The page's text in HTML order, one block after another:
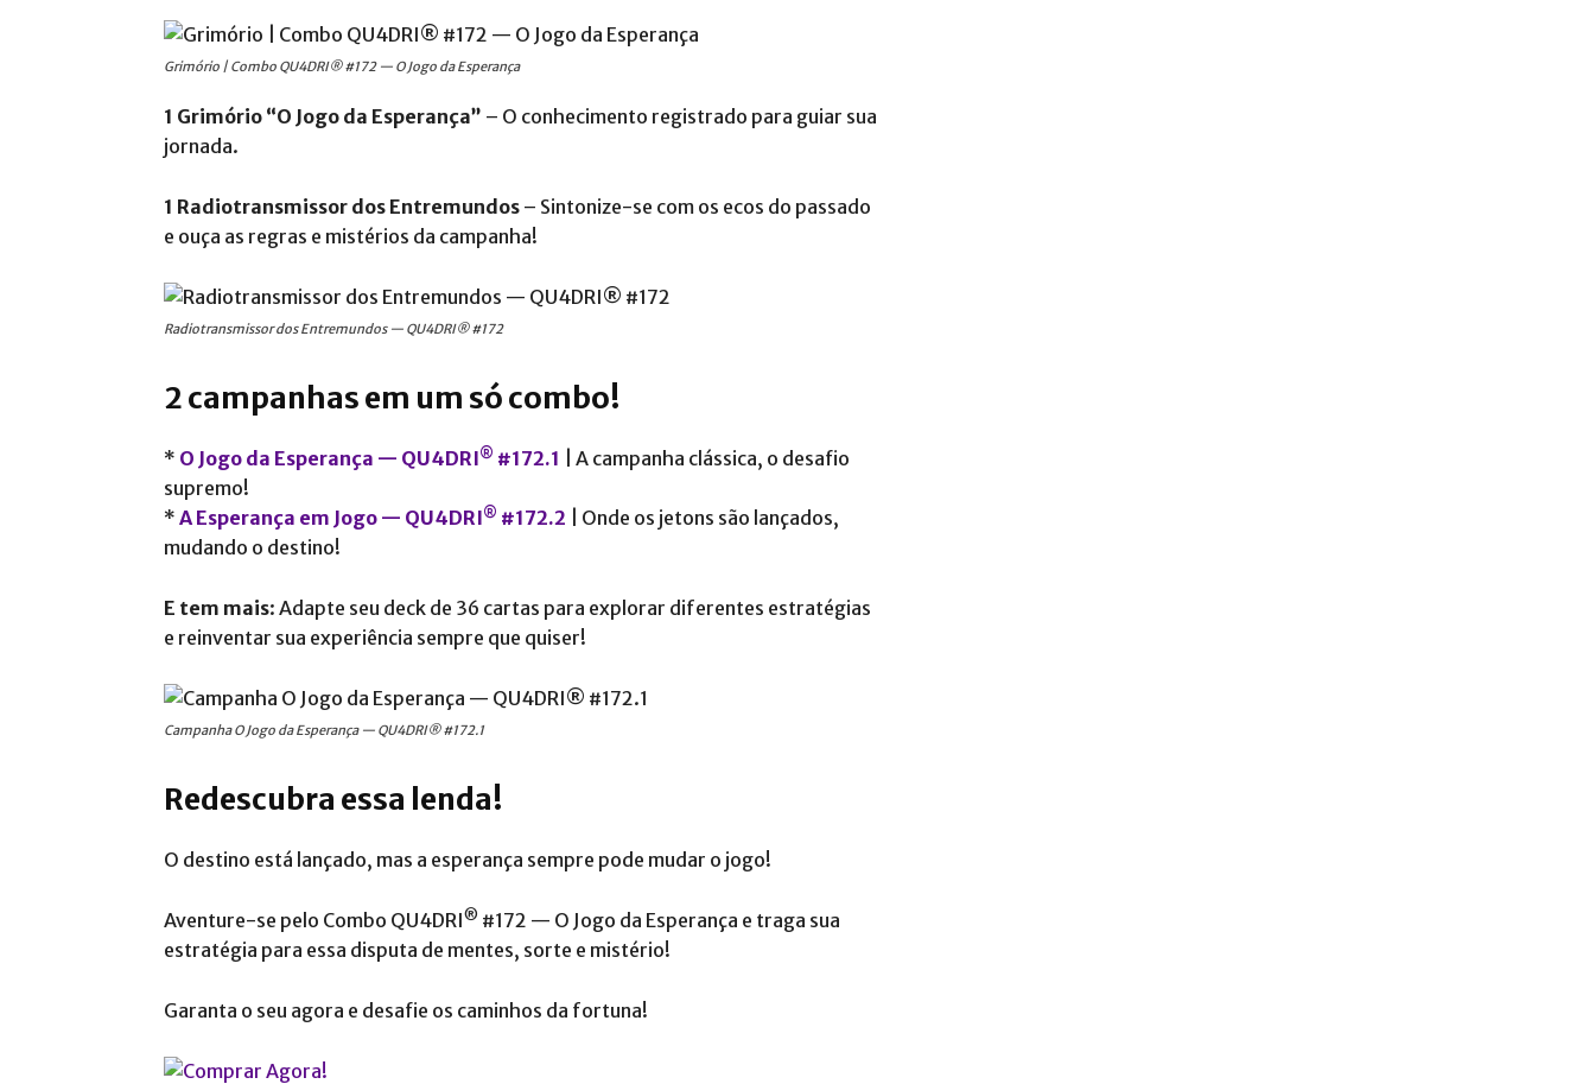
Grimório | Combo QU4DRI® #172 — O Jogo da Esperança
1 Grimório “O Jogo da Esperança” – O conhecimento registrado para guiar sua
jornada.
1 Radiotransmissor dos Entremundos – Sintonize-se com os ecos do passado
e ouça as regras e mistérios da campanha!
Radiotransmissor dos Entremundos — QU4DRI® #172
2 campanhas em um só combo!
* O Jogo da Esperança — QU4DRI® #172.1 | A campanha clássica, o desafio
supremo!
* A Esperança em Jogo — QU4DRI® #172.2 | Onde os jetons são lançados,
mudando o destino!
E tem mais: Adapte seu deck de 36 cartas para explorar diferentes estratégias
e reinventar sua experiência sempre que quiser!
Campanha O Jogo da Esperança — QU4DRI® #172.1
Redescubra essa lenda!
O destino está lançado, mas a esperança sempre pode mudar o jogo!
Aventure-se pelo Combo QU4DRI® #172 — O Jogo da Esperança e traga sua
estratégia para essa disputa de mentes, sorte e mistério!
Garanta o seu agora e desafie os caminhos da fortuna!